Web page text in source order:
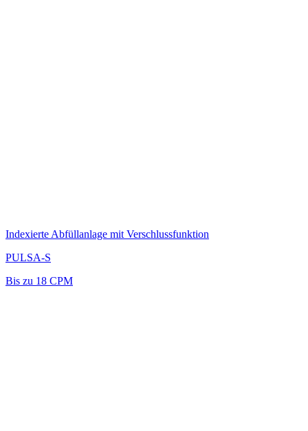
Indexierte Abfüllanlage mit Verschlussfunktion
PULSA-S
Bis zu 18 CPM